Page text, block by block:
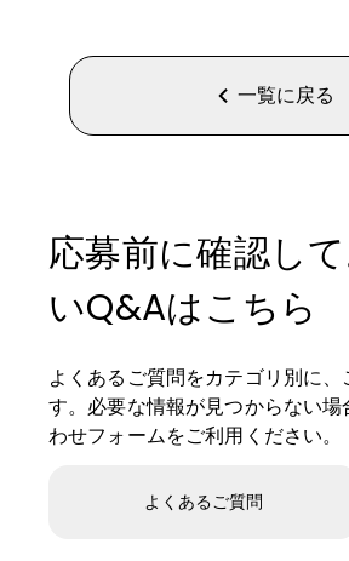
一覧に戻る
応募前に確認し
いQ&Aはこちら
よくあるご質問をカテゴリ別に、
す。必要な情報が見つからない場
わせフォームをご利用ください。
よくあるご質問